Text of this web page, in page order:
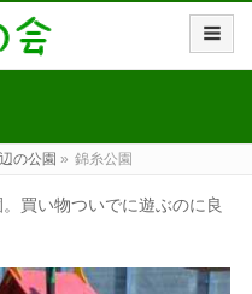
の公園 » 錦糸公園
買い物ついでに遊ぶのに良